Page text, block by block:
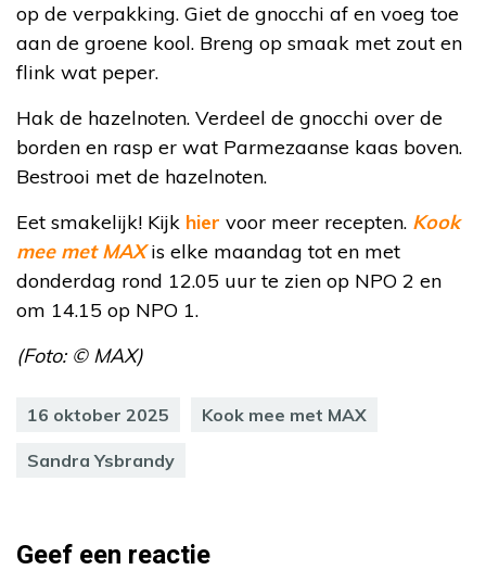
op de verpakking. Giet de gnocchi af en voeg toe
aan de groene kool. Breng op smaak met zout en
flink wat peper.
Hak de hazelnoten. Verdeel de gnocchi over de
borden en rasp er wat Parmezaanse kaas boven.
Bestrooi met de hazelnoten.
Eet smakelijk! Kijk hier voor meer recepten. Kook
mee met MAXis elke maandag tot en met
donderdag rond 12.05 uur te zien op NPO 2 en
om 14.15 op NPO 1.
(Foto: © MAX)
16 oktober 2025 Kook mee met MAX
Sandra Ysbrandy
Geef een reactie